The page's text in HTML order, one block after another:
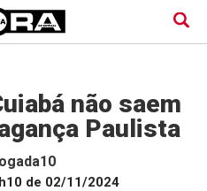
não saem
Paulista
de 02/11/2024